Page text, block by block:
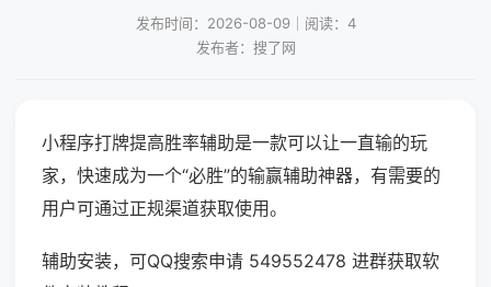
发布时间：2026-08-09｜阅读：4
发布者：搜了网
小程序打牌提高胜率辅助是一款可以让一直输的玩
家，快速成为一个“必胜”的输赢辅助神器，有需要的
用户可通过正规渠道获取使用。
辅助安装，可QQ搜索申请 549552478 进群获取软